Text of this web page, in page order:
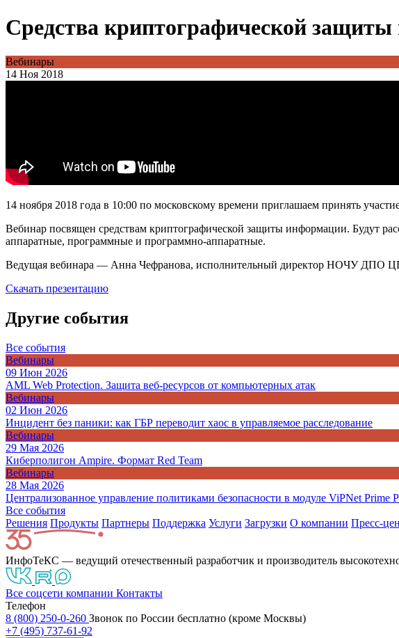
Средства криптографической
Вебинары
14 Ноя 2018
14 ноября 2018 года в 10:00 по московскому времени приглашаем принять
Вебинар посвящен средствам криптографической защиты информации. Будут
аппаратные, программные и программно-аппаратные.
Ведущая вебинара — Анна Чефранова, исполнительный директор НОЧУ ДПО
Скачать презентацию
Другие события
Все события
Вебинары
09 Июн 2026
AML Web Protection. Защита веб-ресурсов от компьютерных атак
Вебинары
02 Июн 2026
Инцидент без паники: как ГБР переводит хаос в управляемое расследование
Вебинары
29 Мая 2026
Киберполигон Ampire. Формат Red Team
Вебинары
28 Мая 2026
Централизованное управление политиками безопасности в модуле ViPNet Prime
Все события
Решения Продукты Партнeры Поддержка Услуги Загрузки О компании Пресс-
ИнфоТеКС — ведущий отечественный разработчик и производитель
Все соцсети компании Контакты
Телефон
8 (800) 250-0-260 Звонок по России бесплатно (кроме Москвы)
+7 (495) 737-61-92